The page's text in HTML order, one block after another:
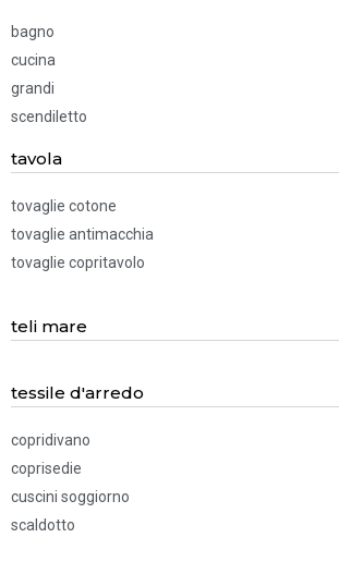
bagno
cucina
grandi
scendiletto
tavola
tovaglie cotone
tovaglie antimacchia
tovaglie copritavolo
teli mare
tessile d'arredo
copridivano
coprisedie
cuscini soggiorno
scaldotto